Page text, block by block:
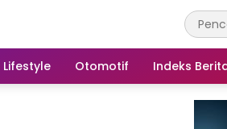
Lifestyle Otomotif Indeks